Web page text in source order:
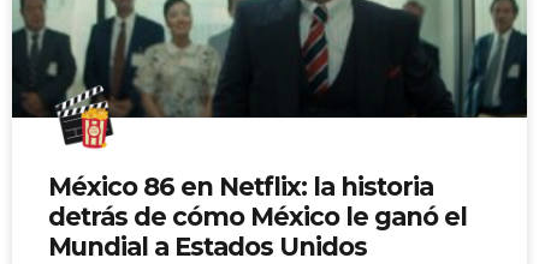
México 86 en Netflix: la historia
detrás de cómo México le ganó el
Mundial a Estados Unidos